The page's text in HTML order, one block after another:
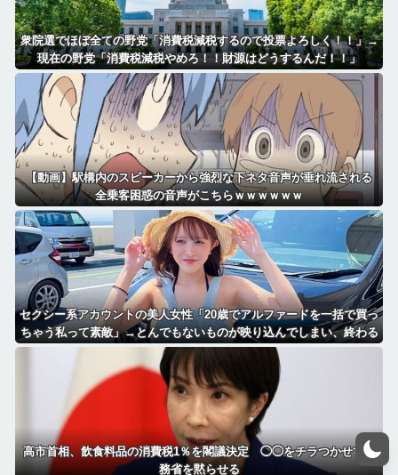
衆院選でほぼ全ての野党「消費税減税するので投票よろしく！！」→
現在の野党「消費税減税やめろ！！財源はどうするんだ！！」
【動画】駅構内のスピーカーから強烈な下ネタ音声が垂れ流される
全乗客困惑の音声がこちらｗｗｗｗｗｗ
セクシー系アカウントの美人女性「20歳でアルファードを一括で買っ
ちゃう私って素敵」→とんでもないものが映り込んでしまい、終わる
高市首相、飲食料品の消費税1％を閣議決定 ◯◯をチラつかせて財
務省を黙らせる